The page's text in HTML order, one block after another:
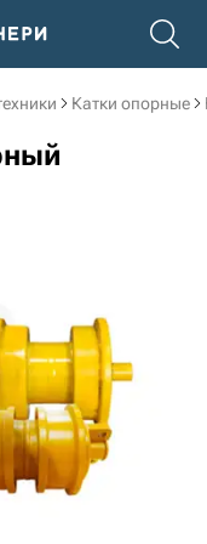
Катки опорные